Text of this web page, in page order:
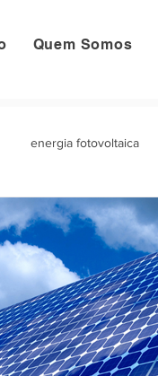
Quem Somos
energia fotovoltaica
investimento inversor